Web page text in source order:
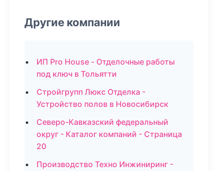
Другие компании
ИП Pro House - Отделочные работы
под ключ в Тольятти
Стройгрупп Люкс Отделка -
Устройство полов в Новосибирск
Северо-Кавказский федеральный
округ - Каталог компаний - Страница
20
Производство Техно Инжиниринг -